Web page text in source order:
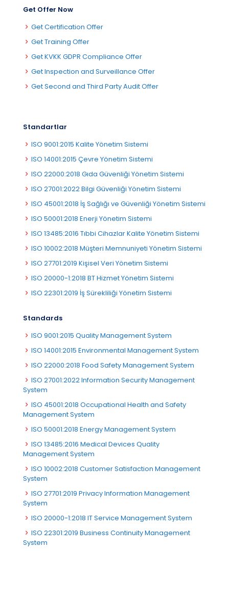
Get Offer Now
Get Certification Offer
Get Training Offer
Get KVKK GDPR Compliance Offer
Get Inspection and Surveillance Offer
Get Second and Third Party Audit Offer
Standartlar
ISO 9001:2015 Kalite Yönetim Sistemi
ISO 14001:2015 Çevre Yönetim Sistemi
ISO 22000:2018 Gıda Güvenliği Yönetim Sistemi
ISO 27001:2022 Bilgi Güvenliği Yönetim Sistemi
ISO 45001:2018 İş Sağlığı ve Güvenliği Yönetim Sistemi
ISO 50001:2018 Enerji Yönetim Sistemi
ISO 13485:2016 Tıbbi Cihazlar Kalite Yönetim Sistemi
ISO 10002:2018 Müşteri Memnuniyeti Yönetim Sistemi
ISO 27701:2019 Kişisel Veri Yönetim Sistemi
ISO 20000-1:2018 BT Hizmet Yönetim Sistemi
ISO 22301:2019 İş Sürekliliği Yönetim Sistemi
Standards
ISO 9001:2015 Quality Management System
ISO 14001:2015 Environmental Management System
ISO 22000:2018 Food Safety Management System
ISO 27001:2022 Information Security Management
System
ISO 45001:2018 Occupational Health and Safety
Management System
ISO 50001:2018 Energy Management System
ISO 13485:2016 Medical Devices Quality
Management System
ISO 10002:2018 Customer Satisfaction Management
System
ISO 27701:2019 Privacy Information Management
System
ISO 20000-1:2018 IT Service Management System
ISO 22301:2019 Business Continuity Management
System